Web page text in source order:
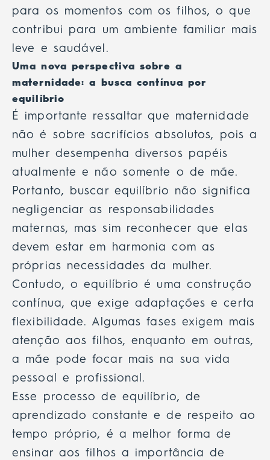
para os momentos com os filhos, o que
contribui para um ambiente familiar mais
leve e saudável.
Uma nova perspectiva sobre a
maternidade: a busca contínua por
equilíbrio
É importante ressaltar que maternidade
não é sobre sacrifícios absolutos, pois a
mulher desempenha diversos papéis
atualmente e não somente o de mãe.
Portanto, buscar equilíbrio não significa
negligenciar as responsabilidades
maternas, mas sim reconhecer que elas
devem estar em harmonia com as
próprias necessidades da mulher.
Contudo, o equilíbrio é uma construção
contínua, que exige adaptações e certa
flexibilidade. Algumas fases exigem mais
atenção aos filhos, enquanto em outras,
a mãe pode focar mais na sua vida
pessoal e profissional.
Esse processo de equilíbrio, de
aprendizado constante e de respeito ao
tempo próprio, é a melhor forma de
ensinar aos filhos a importância de